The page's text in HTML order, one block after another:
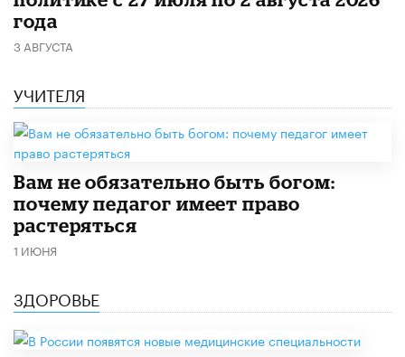
года
3 АВГУСТА
УЧИТЕЛЯ
​Вам не обязательно быть богом:
почему педагог имеет право
растеряться
1 ИЮНЯ
ЗДОРОВЬЕ